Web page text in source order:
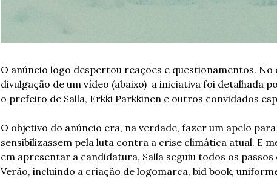
O anúncio logo despertou reações e questionamentos.
divulgação de um vídeo (abaixo)  a iniciativa foi detalhada
o prefeito de Salla, Erkki Parkkinen e outros convidados
O objetivo do anúncio era, na verdade, fazer um apelo
sensibilizassem pela luta contra a crise climática atual. E
em apresentar a candidatura, Salla seguiu todos os
Verão, incluindo a criação de logomarca, bid book,